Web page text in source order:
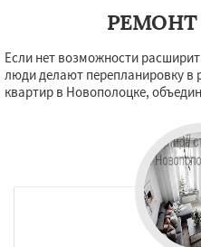
РЕМОНТ
Если нет возможности
люди делают перепланировку в
квартир в Новополоцке,